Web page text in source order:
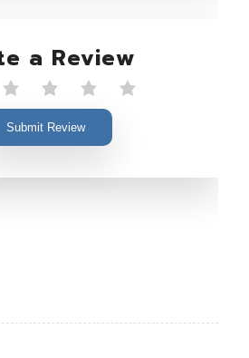
a Review
Submit Review